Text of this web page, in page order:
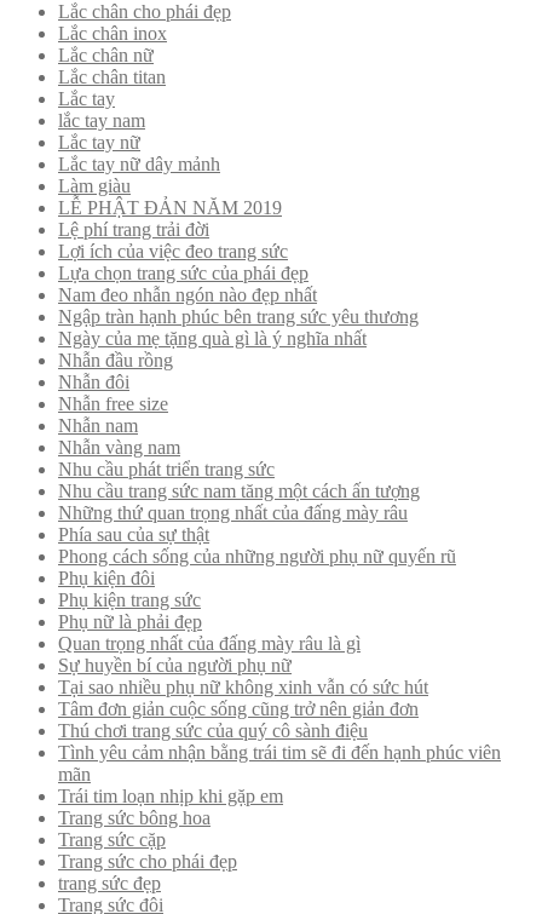
Lắc chân cho phái đẹp
Lắc chân inox
Lắc chân nữ
Lắc chân titan
Lắc tay
lắc tay nam
Lắc tay nữ
Lắc tay nữ dây mảnh
Làm giàu
LỄ PHẬT ĐẢN NĂM 2019
Lệ phí trang trải đời
Lợi ích của việc đeo trang sức
Lựa chọn trang sức của phái đẹp
Nam đeo nhẫn ngón nào đẹp nhất
Ngập tràn hạnh phúc bên trang sức yêu thương
Ngày của mẹ tặng quà gì là ý nghĩa nhất
Nhẫn đầu rồng
Nhẫn đôi
Nhẫn free size
Nhẫn nam
Nhẫn vàng nam
Nhu cầu phát triển trang sức
Nhu cầu trang sức nam tăng một cách ấn tượng
Những thứ quan trọng nhất của đấng mày râu
Phía sau của sự thật
Phong cách sống của những người phụ nữ quyến rũ
Phụ kiện đôi
Phụ kiện trang sức
Phụ nữ là phải đẹp
Quan trọng nhất của đấng mày râu là gì
Sự huyền bí của người phụ nữ
Tại sao nhiều phụ nữ không xinh vẫn có sức hút
Tâm đơn giản cuộc sống cũng trở nên giản đơn
Thú chơi trang sức của quý cô sành điệu
Tình yêu cảm nhận bằng trái tim sẽ đi đến hạnh phúc viên
mãn
Trái tim loạn nhịp khi gặp em
Trang sức bông hoa
Trang sức cặp
Trang sức cho phái đẹp
trang sức đẹp
Trang sức đôi